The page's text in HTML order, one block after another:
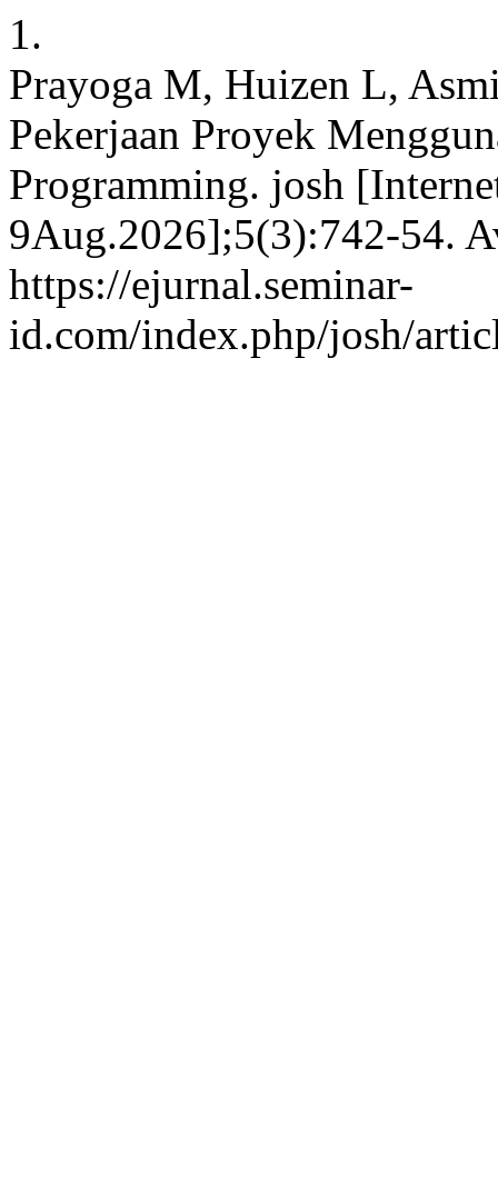
1.
Prayoga M, Huizen L,
Pekerjaan Proyek
Programming. josh
9Aug.2026];5(3):742-54.
https://ejurnal.seminar-
id.com/index.php/josh/